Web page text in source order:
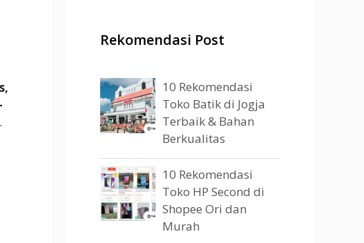
Rekomendasi Post
10 Rekomendasi
Toko Batik di Jogja
Terbaik & Bahan
Berkualitas
10 Rekomendasi
Toko HP Second di
Shopee Ori dan
Murah